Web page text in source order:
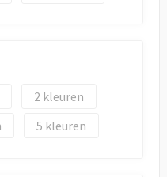
2
5